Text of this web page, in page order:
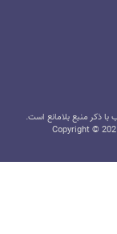
ذکر منبع بلامانع است.
Copyright ©